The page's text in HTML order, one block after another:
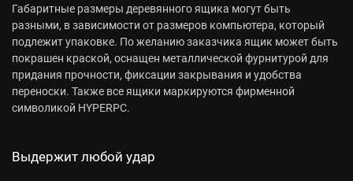
Габаритные размеры деревянного ящика могут быть
разными, в зависимости от размеров компьютера, который
подлежит упаковке. По желанию заказчика ящик может быть
покрашен краской, оснащен металлической фурнитурой для
придания прочности, фиксации закрывания и удобства
переноски. Также все ящики маркируются фирменной
символикой HYPERPC.
Выдержит любой удар